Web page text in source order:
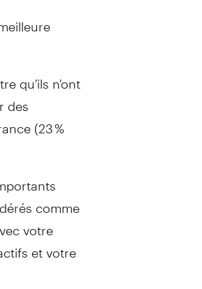
qu'ils n'ont
des
(23 %
comme
votre
et votre